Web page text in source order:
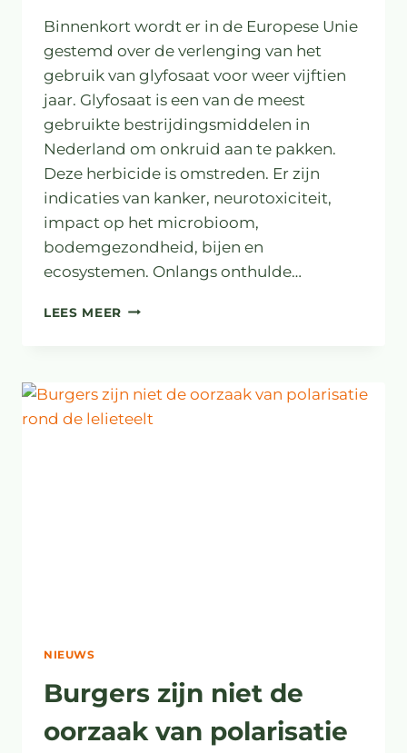
Binnenkort wordt er in de Europese Unie
gestemd over de verlenging van het
gebruik van glyfosaat voor weer vijftien
jaar. Glyfosaat is een van de meest
gebruikte bestrijdingsmiddelen in
Nederland om onkruid aan te pakken.
Deze herbicide is omstreden. Er zijn
indicaties van kanker, neurotoxiciteit,
impact op het microbioom,
bodemgezondheid, bijen en
ecosystemen. Onlangs onthulde…
LEES MEER STOP
NIEUWS
Burgers zijn niet de
oorzaak van polarisatie